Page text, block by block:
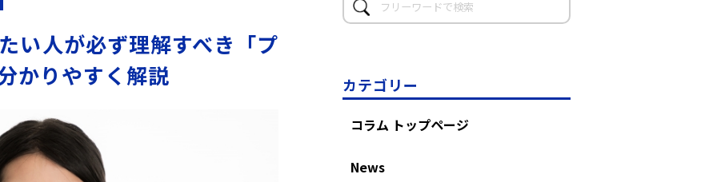
い人が必ず理解すべき「プ
かりやすく解説
カテゴリー
コラム トップページ
News